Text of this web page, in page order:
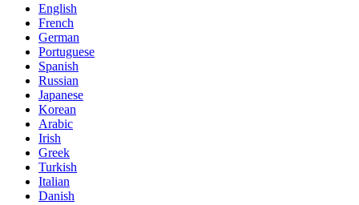
English
French
German
Portuguese
Spanish
Russian
Japanese
Korean
Arabic
Irish
Greek
Turkish
Italian
Danish